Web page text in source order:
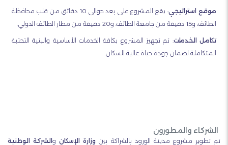
موقع استراتيجي:
يقع المشروع على بعد حوالي 10 دقائق من قلب محافظة
الطائف، و15 دقيقة من جامعة الطائف، و20 دقيقة من مطار الطائف الدولي.
تكامل الخدمات: تم تجهيز المشروع بكافة الخدمات الأساسية والبنية التحتية
المتكاملة لضمان جودة حياة عالية للسكان.
الشركاء والمطورون
تم تطوير مشروع مدينة الورود بالشراكة بين وزارة الإسكانوالشركة الوطنية